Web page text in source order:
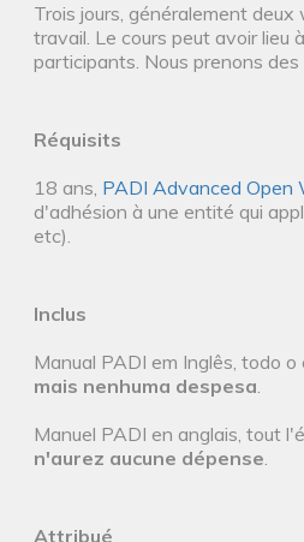
Trois jours, généralement
travail. Le cours peut avoir lieu
participants. Nous prenons
Réquisits
18 ans, PADI Advanced Open
d'adhésion à une entité qui
etc).
Inclus
Manual PADI em Inglês, todo
mais nenhuma despesa.
Manuel PADI en anglais, tout
n'aurez aucune dépense.
Attribué